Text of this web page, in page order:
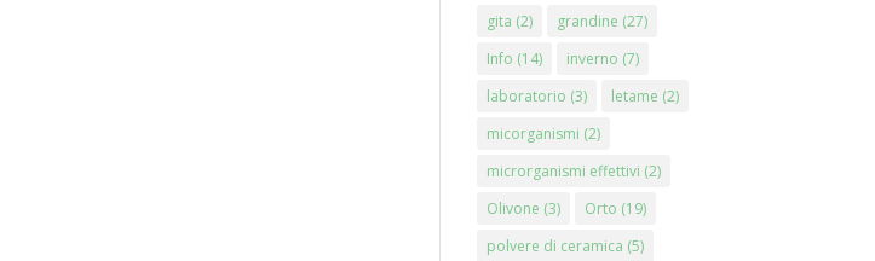
gita (2) grandine (27)
Info (14) inverno (7)
laboratorio (3) letame (2)
micorganismi (2)
microrganismi effettivi (2)
Olivone (3) Orto (19)
polvere di ceramica (5)